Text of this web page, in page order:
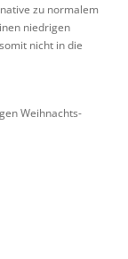
zu normalem
niedrigen
nicht in die
Weihnachts-